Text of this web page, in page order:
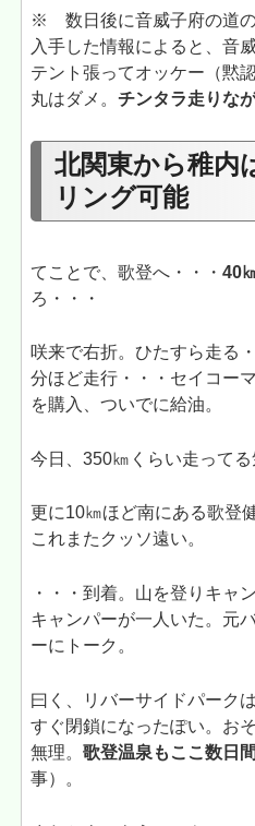
※ 数日後に音威子府の道の
入手した情報によると、音
テント張ってオッケー（黙
丸はダメ。チンタラ走りな
北関東から稚内
リング可能
てことで、歌登へ・・・40
ろ・・・
咲来で右折。ひたすら走る
分ほど走行・・・セイコー
を購入、ついでに給油。
今日、350㎞くらい走ってる
更に10㎞ほど南にある歌登
これまたクッソ遠い。
・・・到着。山を登りキャ
キャンパーが一人いた。元
ーにトーク。
曰く、リバーサイドパーク
すぐ閉鎖になったぽい。お
無理。歌登温泉もここ数日
事）。